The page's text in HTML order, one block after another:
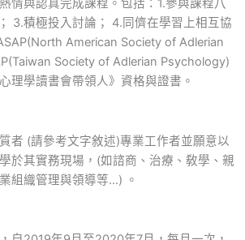
情與認真完成課程。包括：1.參與課程八
3.積極投入討論； 4.同儕在學習上相互協
American Society of Adlerian
Society of Adlerian Psychology)
理學讀書會帶領人》資格與證書。
者 (請參考文字敘述)專業工作者並願意以
於其實務現場，(如諮商、治療、敎學、親
組織管理與領導等…) 。